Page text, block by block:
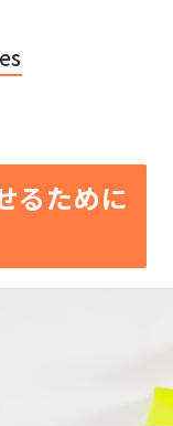
るために